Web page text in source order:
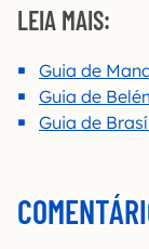
LEIA MAIS:
Guia de
Guia de
Guia de